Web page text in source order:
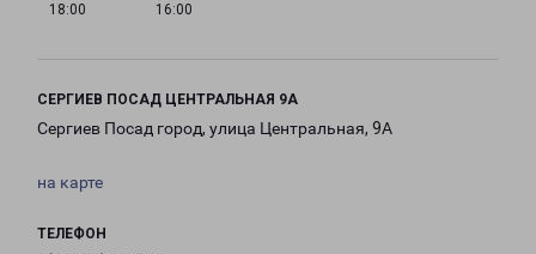
18:00
16:00
СЕРГИЕВ ПОСАД ЦЕНТРАЛЬНАЯ 9А
Сергиев Посад город, улица Центральная, 9А
на карте
ТЕЛЕФОН